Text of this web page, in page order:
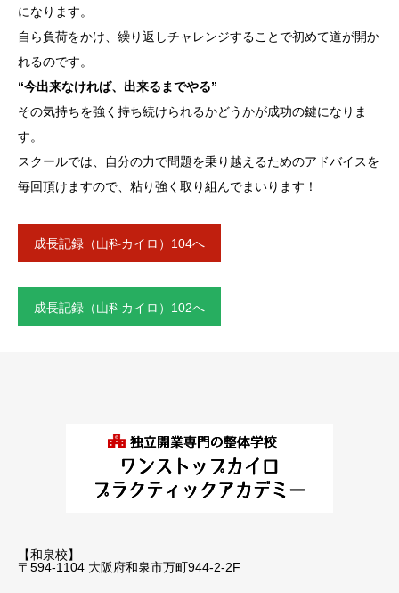
になります。
自ら負荷をかけ、繰り返しチャレンジすることで初めて道が開か
れるのです。
“今出来なければ、出来るまでやる”
その気持ちを強く持ち続けられるかどうかが成功の鍵になりま
す。
スクールでは、自分の力で問題を乗り越えるためのアドバイスを
毎回頂けますので、粘り強く取り組んでまいります！
成長記録（山科カイロ）104へ
成長記録（山科カイロ）102へ
【和泉校】
〒594-1104 大阪府和泉市万町944-2-2F